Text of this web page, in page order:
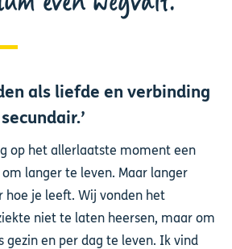
als liefde en verbinding
op het allerlaatste moment een
langer te leven. Maar langer
hoe je leeft. Wij vonden het
niet te laten heersen, maar om
gezin en per dag te leven. Ik vind